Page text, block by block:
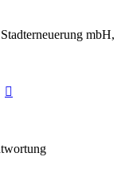
mbH,